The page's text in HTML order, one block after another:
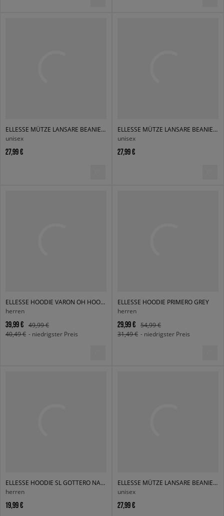
ELLESSE MÜTZE LANSARE BEANIE DGREEN
unisex
27,99 €
ELLESSE MÜTZE LANSARE BEANIE NAVY
unisex
27,99 €
ELLESSE HOODIE VARON OH HOODY GREEN
herren
39,99 €
49,99 €
40,49 € - niedrigster Preis
ELLESSE HOODIE PRIMERO GREY
herren
29,99 €
54,99 €
31,49 € - niedrigster Preis
ELLESSE HOODIE SL GOTTERO NAVY
herren
19,99 €
ELLESSE MÜTZE LANSARE BEANIE BLK
unisex
27,99 €